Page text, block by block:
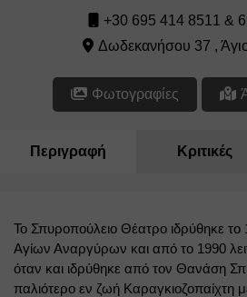
+30 695 414 8511 &
Δωδεκανήσου 37 ,
Φωτογραφίες
Περιγραφή Κριτικές
Το Σπυροπούλειο Θέατρο ιδρύθηκε το
Αγίων Αναργύρων και από το 1990
όταν και ιδρύθηκε από τον Θανάση
παλιότερο εν ζωή Καραγκιοζοπαίχτη